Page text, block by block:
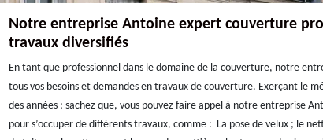
Notre entreprise Antoine expert couverture
travaux diversifiés
En tant que professionnel dans le domaine de la couverture, notre
tous vos besoins et demandes en travaux de couverture. Exerçant le
des années ; sachez que, vous pouvez faire appel à notre entreprise
pour s’occuper de différents travaux, comme : La pose de velux ; le